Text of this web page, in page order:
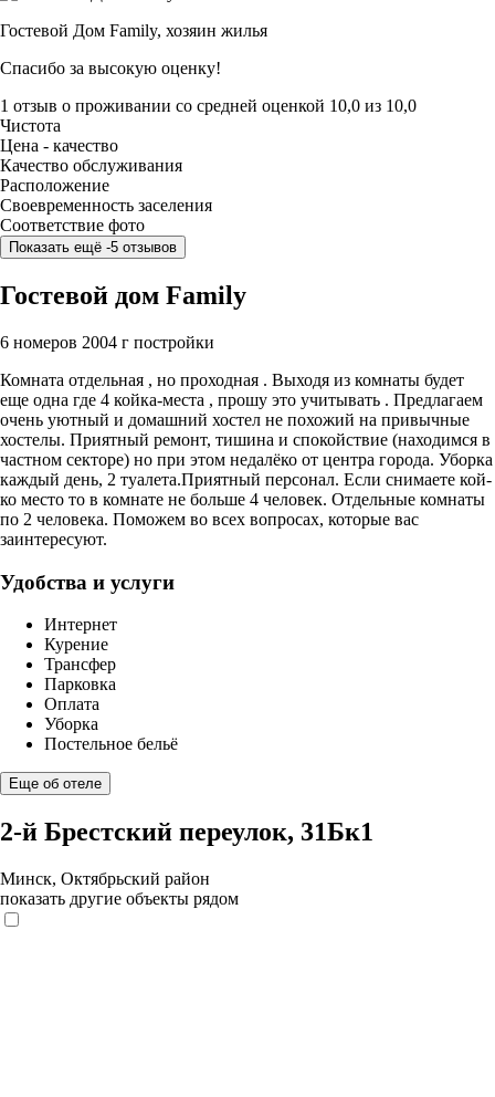
Гостевой Дом Family, хозяин жилья
Спасибо за высокую оценку!
1 отзыв о проживании со средней оценкой 10,0 из 10,0
Чистота
Цена - качество
Качество обслуживания
Расположение
Своевременность заселения
Соответствие фото
Показать ещё -5 отзывов
Гостевой дом Family
6 номеров 2004 г постройки
Комната отдельная , но проходная . Выходя из комнаты будет
еще одна где 4 койка-места , прошу это учитывать . Предлагаем
очень уютный и домашний хостел не похожий на привычные
хостелы. Приятный ремонт, тишина и спокойствие (находимся в
частном секторе) но при этом недалёко от центра города. Уборка
каждый день, 2 туалета.Приятный персонал. Если снимаете кой-
ко место то в комнате не больше 4 человек. Отдельные комнаты
по 2 человека. Поможем во всех вопросах, которые вас
заинтересуют.
Удобства и услуги
Интернет
Курение
Трансфер
Парковка
Оплата
Уборка
Постельное бельё
Еще об отеле
2-й Брестский переулок, 31Бк1
Минск, Октябрьский район
показать другие объекты рядом